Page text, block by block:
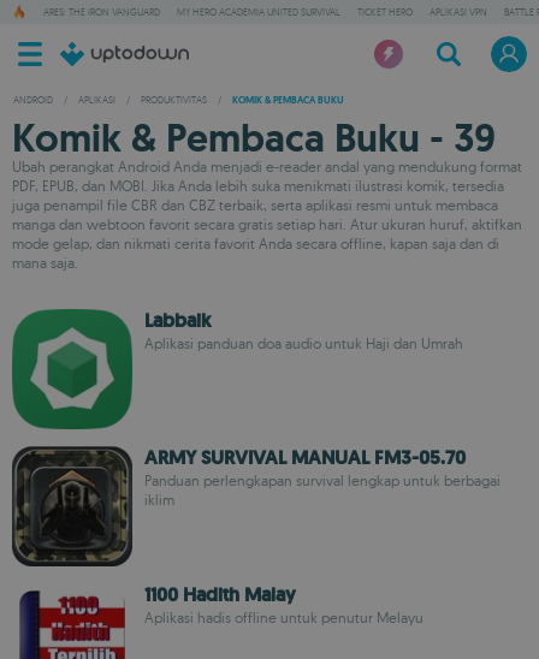
ARES: THE IRON VANGUARD MY HERO ACADEMIA UNITED SURVIVAL TICKET HERO APLIKASI VPN BATTLE
ANDROID / APLIKASI / PRODUKTIVITAS / KOMIK & PEMBACA BUKU
Komik & Pembaca Buku - 39
Ubah perangkat Android Anda menjadi e-reader andal yang mendukung format
PDF, EPUB, dan MOBI. Jika Anda lebih suka menikmati ilustrasi komik, tersedia
juga penampil file CBR dan CBZ terbaik, serta aplikasi resmi untuk membaca
manga dan webtoon favorit secara gratis setiap hari. Atur ukuran huruf, aktifkan
mode gelap, dan nikmati cerita favorit Anda secara offline, kapan saja dan di
mana saja.
Labbaik
Aplikasi panduan doa audio untuk Haji dan Umrah
ARMY SURVIVAL MANUAL FM3-05.70
Panduan perlengkapan survival lengkap untuk berbagai
iklim
1100 Hadith Malay
Aplikasi hadis offline untuk penutur Melayu